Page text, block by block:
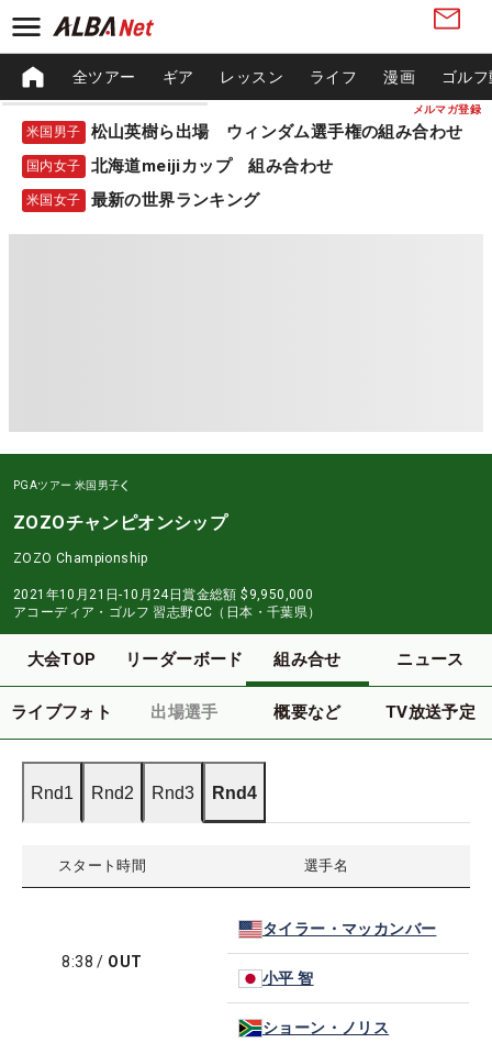
メルマガ登録
全ツアー ギア レッスン ライフ 漫画 ゴル
米国男子 松山英樹ら出場 ウィンダム選手権の組み合わせ
国内女子 北海道meijiカップ 組み合わせ
米国女子 最新の世界ランキング
PGAツアー 米国男子
ZOZOチャンピオンシップ
ZOZO Championship
2021年10月21日-10月24日賞金総額 $9,950,000
アコーディア・ゴルフ 習志野CC（日本・千葉県）
大会TOP リーダーボード 組み合せ ニュース
ライブフォト 出場選手 概要など TV放送予定
Rnd1 Rnd2 Rnd3 Rnd4
スタート時間 選手名
8:38 / OUT
タイラー・マッカンバー
小平 智
ショーン・ノリス